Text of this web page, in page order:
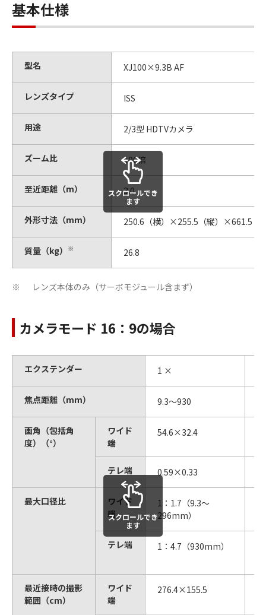
基本仕様
型名 XJ100×9.3B AF
レンズタイプ ISS
用途 2/3型 HDTVカメラ
ズーム比 100倍
至近距離（m） 3.0
外形寸法（mm） 250.6（横）×255.5（縦）×661.5（
質量（kg） ※ 26.8
※ レンズ本体のみ（サーボモジュール含まず）
スクロールでき
ます
カメラモード 16：9の場合
エクステンダー 1 ×
焦点距離（mm） 9.3～930
画角（包括角
度）（°）
ワイド
端
54.6×32.4
テレ端 0.59×0.33
最大口径比
ワイド
端
1：1.7（9.3～
296mm）
テレ端 1：4.7（930mm）
最近接時の撮影
範囲（cm）
ワイド
端
276.4×155.5
スクロールでき
ます